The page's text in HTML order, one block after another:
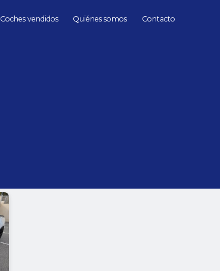
Coches vendidos Quiénes somos Contacto